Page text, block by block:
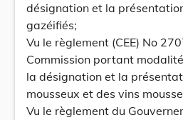
désignation et la
gazéifiés;
Vu le règlement (CEE) No
Commission portant
la désignation et la
mousseux et des vins
Vu le règlement du